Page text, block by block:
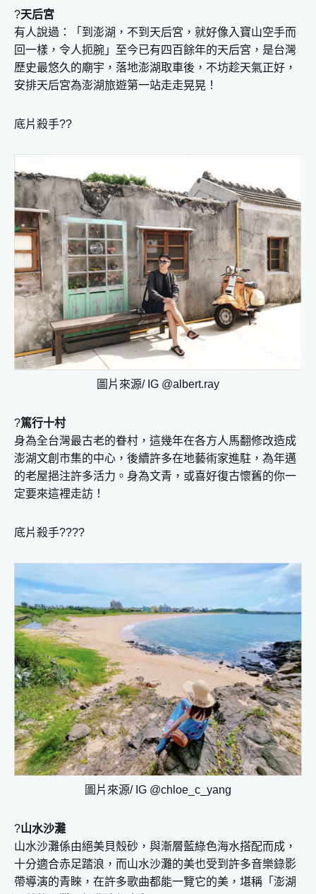
?天后宮
有人說過：「到澎湖，不到天后宮，就好像入寶山空手而
回一樣，令人扼腕」至今已有四百餘年的天后宮，是台灣
歷史最悠久的廟宇，落地澎湖取車後，不坊趁天氣正好，
安排天后宮為澎湖旅遊第一站走走晃晃！
底片殺手??
圖片來源/ IG @albert.ray
?篤行十村
身為全台灣最古老的眷村，這幾年在各方人馬翻修改造成
澎湖文創市集的中心，後續許多在地藝術家進駐，為年邁
的老屋挹注許多活力。身為文青，或喜好復古懷舊的你一
定要來這裡走訪！
底片殺手????
圖片來源/ IG @chloe_c_yang
?山水沙灘
山水沙灘係由絕美貝殼砂，與漸層藍綠色海水搭配而成，
十分適合赤足踏浪，而山水沙灘的美也受到許多音樂錄影
帶導演的青睞，在許多歌曲都能一覽它的美，堪稱「澎湖